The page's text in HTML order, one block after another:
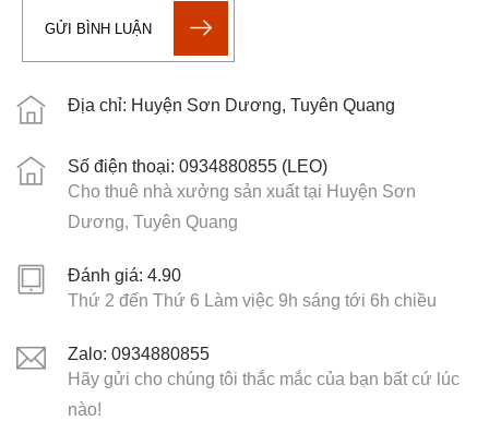
GỬI BÌNH LUẬN
Địa chỉ: Huyện Sơn Dương, Tuyên Quang
Số điện thoại: 0934880855 (LEO)
Cho thuê nhà xưởng sản xuất tại Huyện Sơn
Dương, Tuyên Quang
Đánh giá: 4.90
Thứ 2 đến Thứ 6 Làm việc 9h sáng tới 6h chiều
Zalo: 0934880855
Hãy gửi cho chúng tôi thắc mắc của bạn bất cứ lúc
nào!